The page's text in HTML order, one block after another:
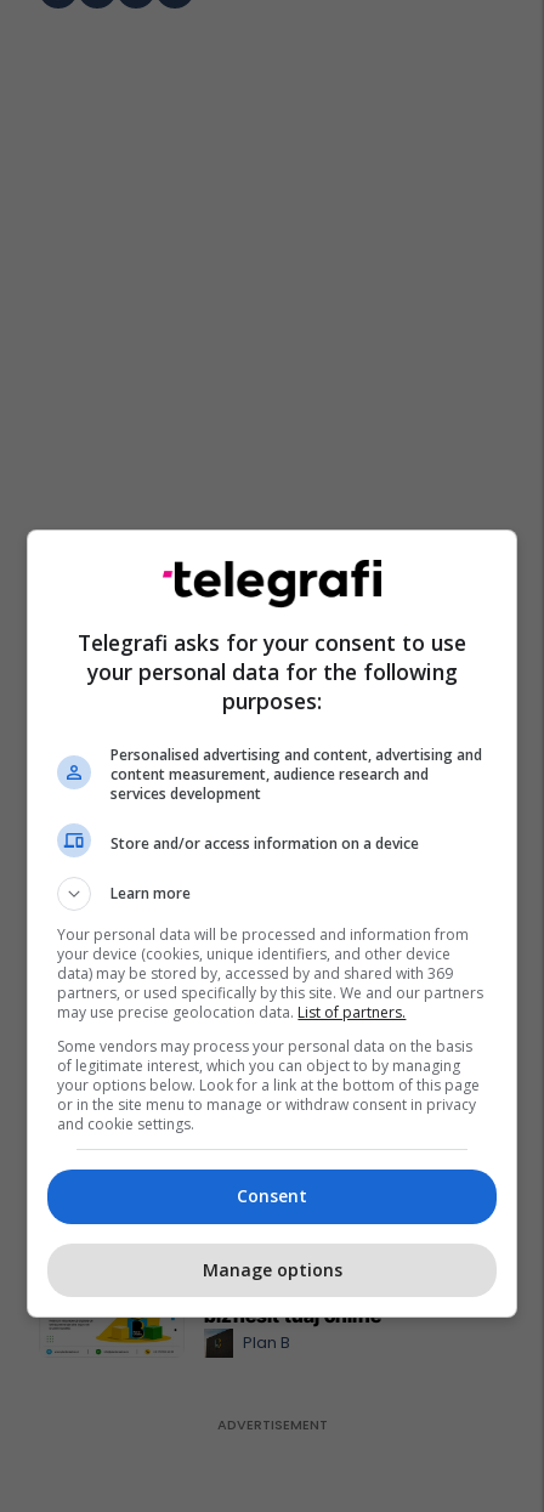
Promo Reklamo këtu
Banesë 98.96m² në shitje në
Alba Health bashkon
profesionistët e kujdesit në një
rrjet të përbashkët në Zvicër
Alba Health
robotikës: Kosova drejt Koresë
së Jugut
UBT
biznesit tuaj online
Plan B
Telegrafi asks for your consent to use
your personal data for the following
purposes:
Personalised advertising and content, advertising and
content measurement, audience research and
services development
Store and/or access information on a device
Learn more
Your personal data will be processed and information from
your device (cookies, unique identifiers, and other device
data) may be stored by, accessed by and shared with 369
partners, or used specifically by this site. We and our partners
may use precise geolocation data. List of partners.
Some vendors may process your personal data on the basis
of legitimate interest, which you can object to by managing
your options below. Look for a link at the bottom of this page
or in the site menu to manage or withdraw consent in privacy
and cookie settings.
Consent
Manage options